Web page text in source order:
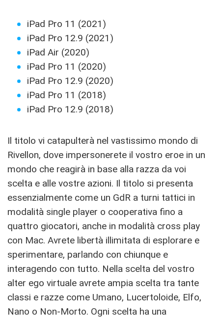
iPad Pro 11 (2021)
iPad Pro 12.9 (2021)
iPad Air (2020)
iPad Pro 11 (2020)
iPad Pro 12.9 (2020)
iPad Pro 11 (2018)
iPad Pro 12.9 (2018)
Il titolo vi catapulterà nel vastissimo mondo di
Rivellon, dove impersonerete il vostro eroe in un
mondo che reagirà in base alla razza da voi
scelta e alle vostre azioni. Il titolo si presenta
essenzialmente come un GdR a turni tattici in
modalità single player o cooperativa fino a
quattro giocatori, anche in modalità cross play
con Mac. Avrete libertà illimitata di esplorare e
sperimentare, parlando con chiunque e
interagendo con tutto. Nella scelta del vostro
alter ego virtuale avrete ampia scelta tra tante
classi e razze come Umano, Lucertoloide, Elfo,
Nano o Non-Morto. Ogni scelta ha una